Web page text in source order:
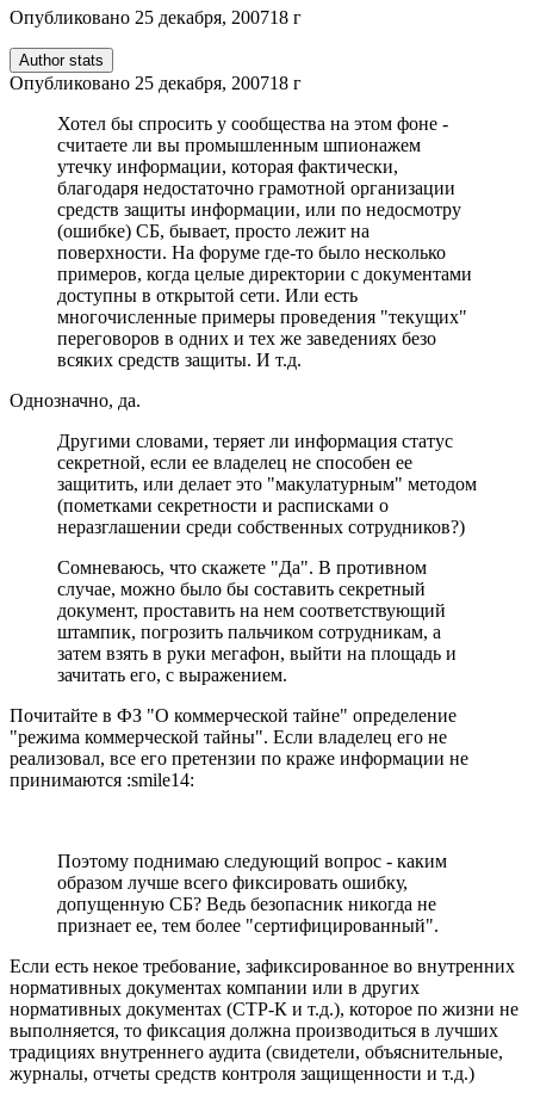
Опубликовано 25 декабря, 200718 г
Author stats
Опубликовано 25 декабря, 200718 г
Хотел бы спросить у сообщества на этом фоне -
считаете ли вы промышленным шпионажем
утечку информации, которая фактически,
благодаря недостаточно грамотной организации
средств защиты информации, или по недосмотру
(ошибке) СБ, бывает, просто лежит на
поверхности. На форуме где-то было несколько
примеров, когда целые директории с документами
доступны в открытой сети. Или есть
многочисленные примеры проведения "текущих"
переговоров в одних и тех же заведениях безо
всяких средств защиты. И т.д.
Однозначно, да.
Другими словами, теряет ли информация статус
секретной, если ее владелец не способен ее
защитить, или делает это "макулатурным" методом
(пометками секретности и расписками о
неразглашении среди собственных сотрудников?)
Сомневаюсь, что скажете "Да". В противном
случае, можно было бы составить секретный
документ, проставить на нем соответствующий
штампик, погрозить пальчиком сотрудникам, а
затем взять в руки мегафон, выйти на площадь и
зачитать его, с выражением.
Почитайте в ФЗ "О коммерческой тайне" определение
"режима коммерческой тайны". Если владелец его не
реализовал, все его претензии по краже информации не
принимаются :smile14:
Поэтому поднимаю следующий вопрос - каким
образом лучше всего фиксировать ошибку,
допущенную СБ? Ведь безопасник никогда не
признает ее, тем более "сертифицированный".
Если есть некое требование, зафиксированное во внутренних
нормативных документах компании или в других
нормативных документах (СТР-К и т.д.), которое по жизни не
выполняется, то фиксация должна производиться в лучших
традициях внутреннего аудита (свидетели, объяснительные,
журналы, отчеты средств контроля защищенности и т.д.)